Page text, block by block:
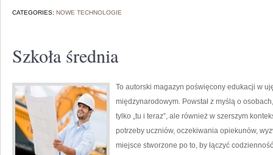
CATEGORIES: NOWE TECHNOLOGIE
Szkoła średnia
To autorski magazyn poświęcony edukacji w
międzynarodowym. Powstał z myślą o
tylko „tu i teraz”, ale również w szerszym
potrzeby uczniów, oczekiwania opiekunów,
miejsce stworzone po to, by łączyć